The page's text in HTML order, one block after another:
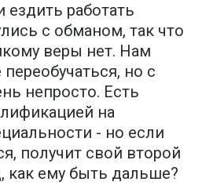
работать
с обманом, так что
веры нет. Нам
но с
непросто. Есть
на
- но если
получит свой второй
как ему быть дальше?